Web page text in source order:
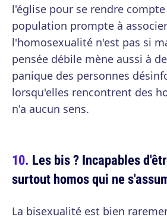
l'église pour se rendre
population prompte à
l'homosexualité n'est pas si
pensée débile mène aussi à
panique des personnes
lorsqu'elles rencontrent des
n'a aucun sens.
Les bis ? Incapables
surtout homos qui ne
La bisexualité est bien